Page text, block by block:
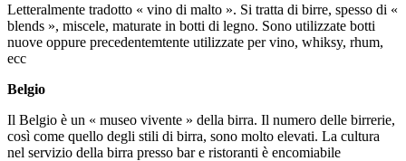
Letteralmente tradotto « vino di malto ». Si tratta di birre, spesso di «
blends », miscele, maturate in botti di legno. Sono utilizzate botti
nuove oppure precedentemtente utilizzate per vino, whiksy, rhum,
ecc
Belgio
Il Belgio è un « museo vivente » della birra. Il numero delle birrerie,
così come quello degli stili di birra, sono molto elevati. La cultura
nel servizio della birra presso bar e ristoranti è encomiabile